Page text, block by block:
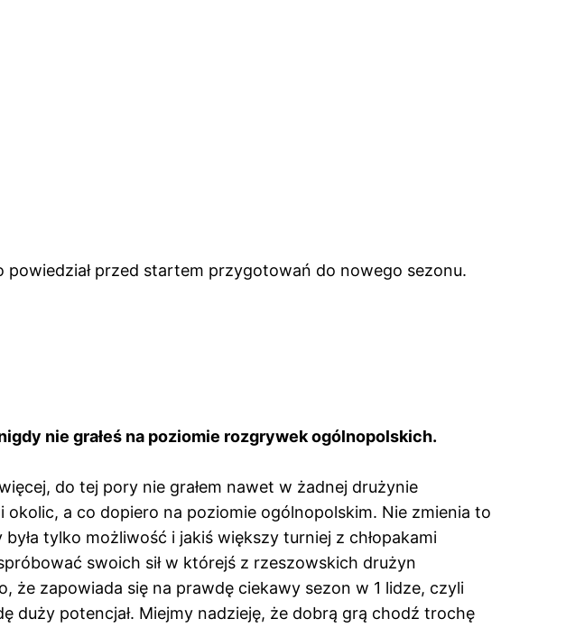
przed startem przygotowań do nowego sezonu.
nie grałeś na poziomie rozgrywek ogólnopolskich.
do tej pory nie grałem nawet w żadnej drużynie
a co dopiero na poziomie ogólnopolskim. Nie zmienia to
tylko możliwość i jakiś większy turniej z chłopakami
swoich sił w którejś z rzeszowskich drużyn
że zapowiada się na prawdę ciekawy sezon w 1 lidze, czyli
duży potencjał. Miejmy nadzieję, że dobrą grą chodź trochę